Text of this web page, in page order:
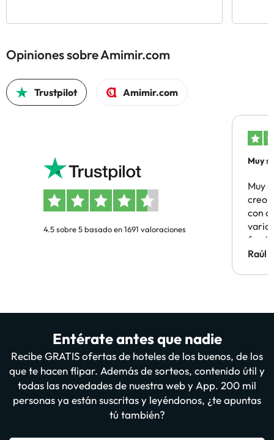
Opiniones sobre Amimir.com
Trustpilot Amimir.com
4.5 sobre 5 basado en 1691 valoraciones
Muy
Muy
creo
con
Hotel
Raúl
Entérate antes que nadie
Recibe GRATIS ofertas de hoteles de los buenos, de los
que te hacen flipar. Además de sorteos, contenido útil y
todas las novedades de nuestra web y App. 200 mil
personas ya están suscritas y leyéndonos, ¿te apuntas
tú también?